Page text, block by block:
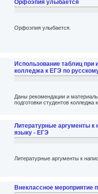
Орфоэпия улыбается
Орфоэпия улыбается.
Использование таблиц при
колледжа к ЕГЭ по
Даны рекомендации и
подготовки студентов колледжа
Литературные аргументы к
языку - ЕГЭ
Литературные аргументы к
Внеклассное мероприятие